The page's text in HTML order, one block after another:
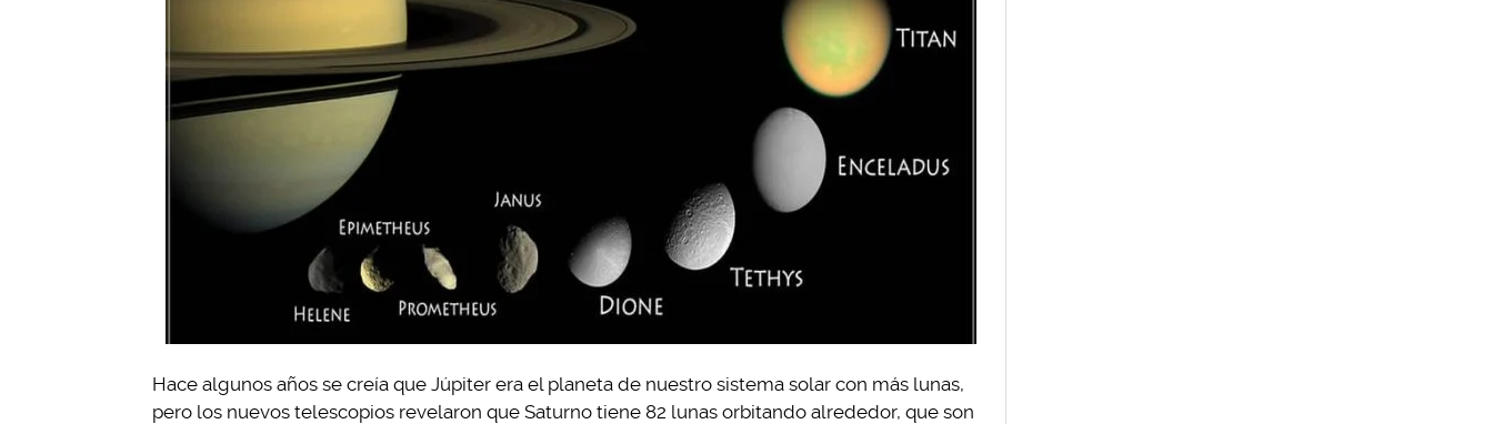
Hace algunos años se creía que Júpiter era el planeta de nuestro sistema solar con más lunas,
pero los nuevos telescopios revelaron que Saturno tiene 82 lunas orbitando alrededor, que son